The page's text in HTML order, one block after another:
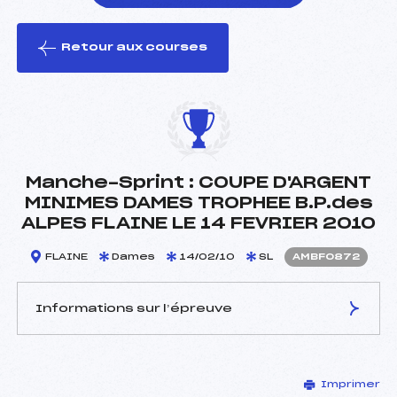
le ski
Retour aux courses
Manche-Sprint : COUPE D'ARGENT
MINIMES DAMES TROPHEE B.P.des
ALPES FLAINE LE 14 FEVRIER 2010
FLAINE Dames 14/02/10 SL AMBF0872
Informations sur l’épreuve
ROULET ROGER (MB)
Imprimer